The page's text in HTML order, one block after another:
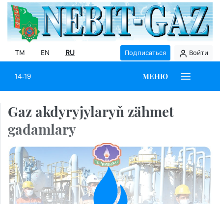
TM EN RU Подписаться Войти
14:19 МЕНЮ
Gaz akdyryjylaryň zähmet
gadamlary